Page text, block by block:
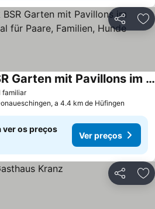
Partilhar
familiarVer preços
Hotel Waldblick BSR Garten mit Pavillons im Schwarzwald, ideal für Paare, Familien, Hunde
a 4.4 km de Hüfingen
ver os preços
Ver preços
Partilhar